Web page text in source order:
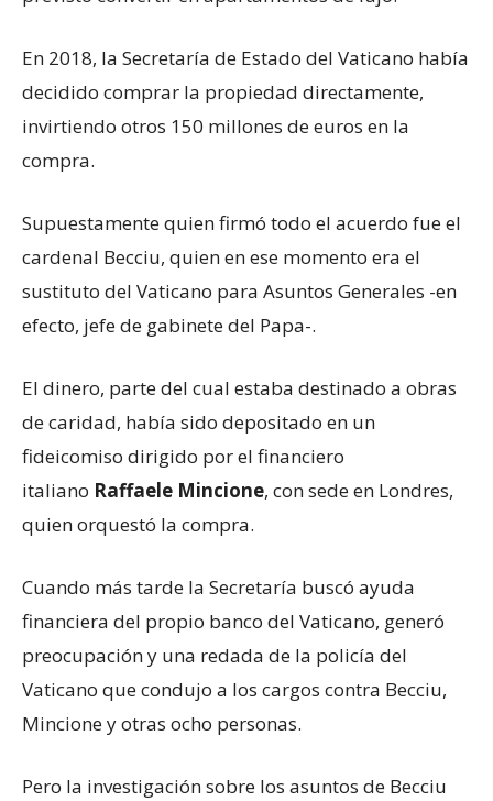
En 2018, la Secretaría de Estado del Vaticano había
decidido comprar la propiedad directamente,
invirtiendo otros 150 millones de euros en la
compra.
Supuestamente quien firmó todo el acuerdo fue el
cardenal Becciu, quien en ese momento era el
sustituto del Vaticano para Asuntos Generales -en
efecto, jefe de gabinete del Papa-.
El dinero, parte del cual estaba destinado a obras
de caridad, había sido depositado en un
fideicomiso dirigido por el financiero
italiano Raffaele Mincione, con sede en Londres,
quien orquestó la compra.
Cuando más tarde la Secretaría buscó ayuda
financiera del propio banco del Vaticano, generó
preocupación y una redada de la policía del
Vaticano que condujo a los cargos contra Becciu,
Mincione y otras ocho personas.
Pero la investigación sobre los asuntos de Becciu